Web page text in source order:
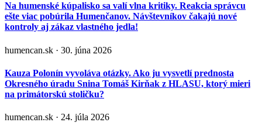
Na humenské kúpalisko sa valí vlna kritiky. Reakcia správcu
ešte viac pobúrila Humenčanov. Návštevníkov čakajú nové
kontroly aj zákaz vlastného jedla!
humencan.sk · 30. júna 2026
Kauza Polonín vyvoláva otázky. Ako ju vysvetlí prednosta
Okresného úradu Snina Tomáš Kirňak z HLASU, ktorý mieri
na primátorskú stoličku?
humencan.sk · 24. júla 2026